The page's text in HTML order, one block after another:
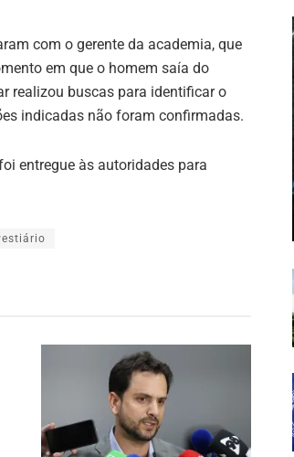
com o gerente da academia, que
em que o homem saía do
realizou buscas para identificar o
indicadas não foram confirmadas.
entregue às autoridades para